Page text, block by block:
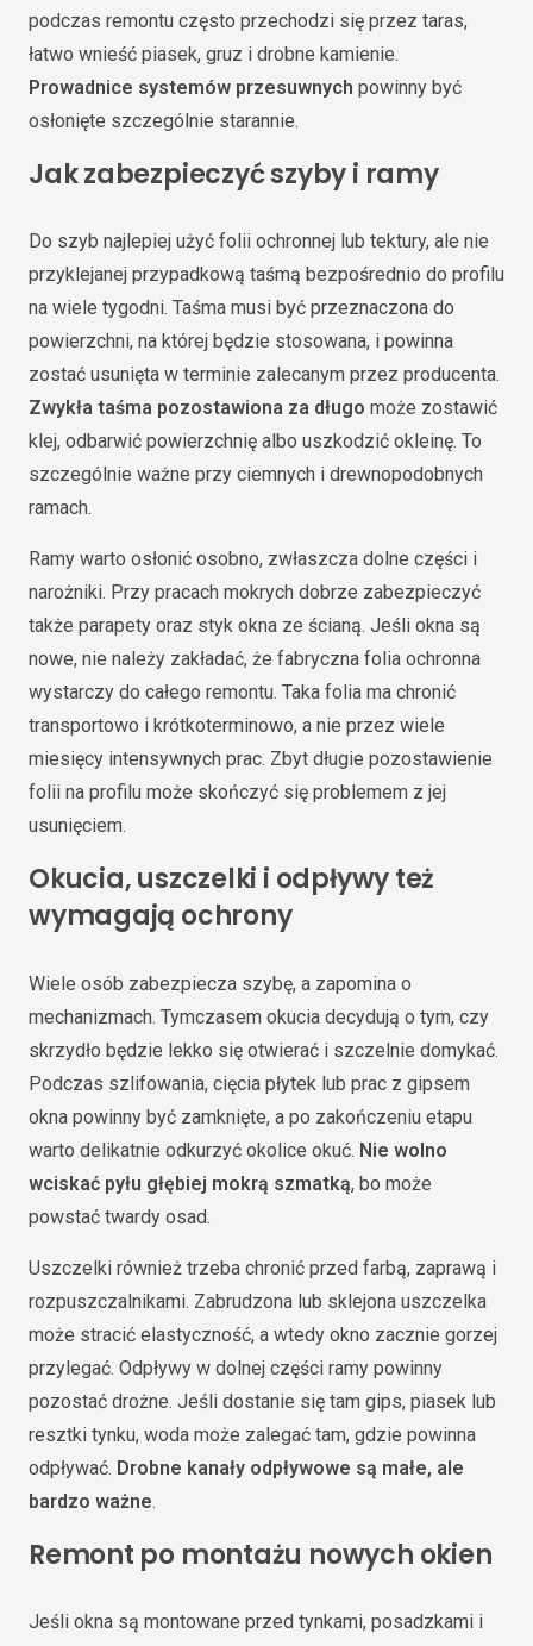
podczas remontu często przechodzi się przez taras,
łatwo wnieść piasek, gruz i drobne kamienie.
Prowadnice systemów przesuwnych powinny być
osłonięte szczególnie starannie.
Jak zabezpieczyć szyby i ramy
Do szyb najlepiej użyć folii ochronnej lub tektury, ale nie
przyklejanej przypadkową taśmą bezpośrednio do profilu
na wiele tygodni. Taśma musi być przeznaczona do
powierzchni, na której będzie stosowana, i powinna
zostać usunięta w terminie zalecanym przez producenta.
Zwykła taśma pozostawiona za długo może zostawić
klej, odbarwić powierzchnię albo uszkodzić okleinę. To
szczególnie ważne przy ciemnych i drewnopodobnych
ramach.
Ramy warto osłonić osobno, zwłaszcza dolne części i
narożniki. Przy pracach mokrych dobrze zabezpieczyć
także parapety oraz styk okna ze ścianą. Jeśli okna są
nowe, nie należy zakładać, że fabryczna folia ochronna
wystarczy do całego remontu. Taka folia ma chronić
transportowo i krótkoterminowo, a nie przez wiele
miesięcy intensywnych prac. Zbyt długie pozostawienie
folii na profilu może skończyć się problemem z jej
usunięciem.
Okucia, uszczelki i odpływy też
wymagają ochrony
Wiele osób zabezpiecza szybę, a zapomina o
mechanizmach. Tymczasem okucia decydują o tym, czy
skrzydło będzie lekko się otwierać i szczelnie domykać.
Podczas szlifowania, cięcia płytek lub prac z gipsem
okna powinny być zamknięte, a po zakończeniu etapu
warto delikatnie odkurzyć okolice okuć. Nie wolno
wciskać pyłu głębiej mokrą szmatką, bo może
powstać twardy osad.
Uszczelki również trzeba chronić przed farbą, zaprawą i
rozpuszczalnikami. Zabrudzona lub sklejona uszczelka
może stracić elastyczność, a wtedy okno zacznie gorzej
przylegać. Odpływy w dolnej części ramy powinny
pozostać drożne. Jeśli dostanie się tam gips, piasek lub
resztki tynku, woda może zalegać tam, gdzie powinna
odpływać. Drobne kanały odpływowe są małe, ale
bardzo ważne.
Remont po montażu nowych okien
Jeśli okna są montowane przed tynkami, posadzkami i